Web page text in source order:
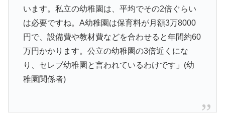
います。私立の幼稚園は、平均でその2倍ぐらい
は必要ですね。A幼稚園は保育料が月額3万8000
円で、設備費や教材費などを合わせると年間約60
万円かかります。公立の幼稚園の3倍近くにな
り、セレブ幼稚園と言われているわけです」(幼
稚園関係者)